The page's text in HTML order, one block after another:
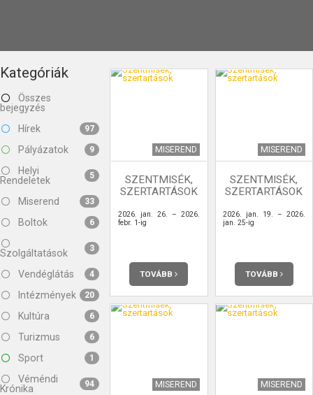
Kategóriák
Összes
bejegyzés
Hírek
97
Pályázatok 9
Helyi
Rendeletek
5
Miserend 33
Boltok 6
Szolgáltatások 3
Vendéglátás 4
Intézmények 20
Kultúra 6
Turizmus 6
Sport 1
Véméndi
Krónika
94
MISEREND
SZENTMISÉK,
SZERTARTÁSOK
2026. jan. 26. – 2026.
febr. 1-ig
TOVÁBB
MISEREND
SZENTMISÉK,
SZERTARTÁSOK
2026. jan. 19. – 2026.
jan. 25-ig
TOVÁBB
MISEREND MISEREND